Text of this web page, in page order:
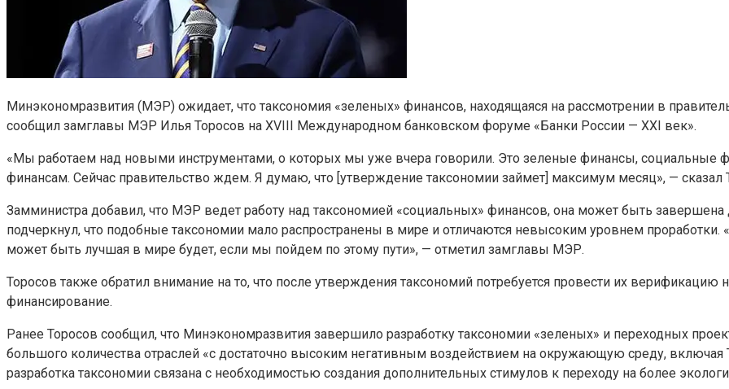
Минэкономразвития (МЭР) ожидает, что таксономия «зеленых» финансов, находящаяся на рассмотрении в
сообщил замглавы МЭР Илья Торосов на XVIII Международном банковском форуме «Банки России — XXI век».
«Мы работаем над новыми инструментами, о которых мы уже вчера говорили. Это зеленые финансы,
финансам. Сейчас правительство ждем. Я думаю, что [утверждение таксономии займет] максимум месяц», — сказал
Замминистра добавил, что МЭР ведет работу над таксономией «социальных» финансов, она может быть завершена
подчеркнул, что подобные таксономии мало распространены в мире и отличаются невысоким уровнем
может быть лучшая в мире будет, если мы пойдем по этому пути», — отметил замглавы МЭР.
Торосов также обратил внимание на то, что после утверждения таксономий потребуется провести их
финансирование.
Ранее Торосов сообщил, что Минэкономразвития завершило разработку таксономии «зеленых» и переходных
большого количества отраслей «с достаточно высоким негативным воздействием на окружающую среду,
разработка таксономии связана с необходимостью создания дополнительных стимулов к переходу на более